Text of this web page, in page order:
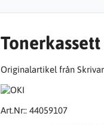
Tonerkassett
Originalartikel från
Art.Nr:: 44059107